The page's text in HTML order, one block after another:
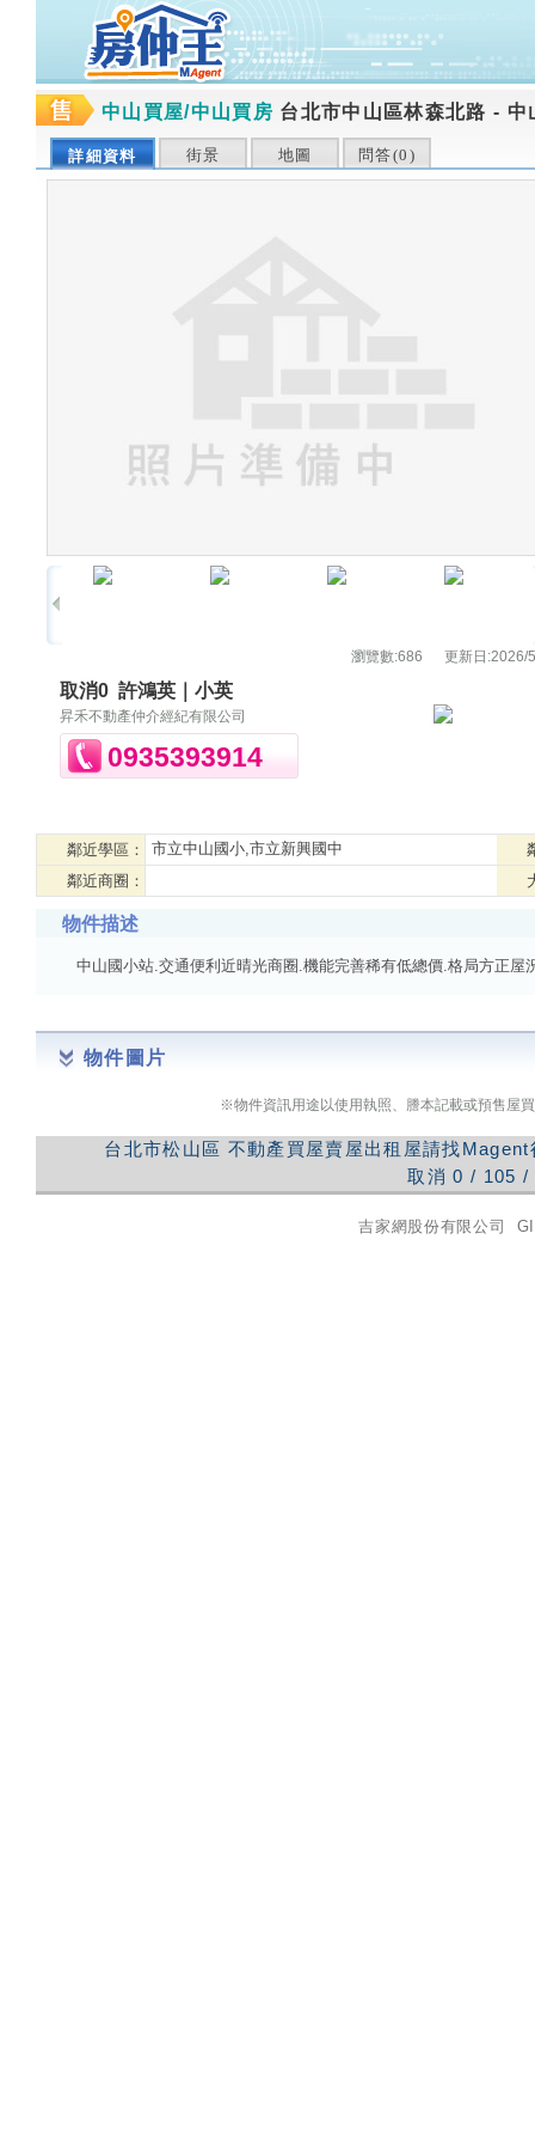
中山買屋/中山買房 台北市中山區林森北路 - 中
詳細資料 街景 地圖 問答(0 )
瀏覽數:686 更新日:2026/
取消0 許鴻英｜小英
昇禾不動產仲介經紀有限公司
0935393914
鄰近學區： 市立中山國小,市立新興國中
鄰近商圈：
物件描述
中山國小站.交通便利近晴光商圈.機能完善稀有低總價.格局方正屋
物件圖片
※物件資訊用途以使用執照、謄本記載或預售屋
台北市松山區 不動產買屋賣屋出租屋請找
取消 0 / 105 /
吉家網股份有限公司